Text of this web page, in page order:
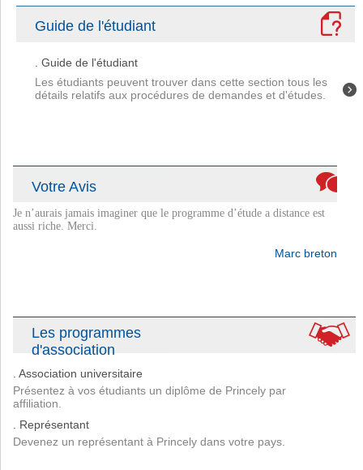
Guide de l'étudiant
. Guide de l'étudiant
Les étudiants peuvent trouver dans cette section tous les
détails relatifs aux procédures de demandes et d'études.
Votre Avis
Fabienne
Je n’aurais jamais imaginer que le programme d’étude a distance est
aussi riche. Merci.
Marc breton
Julien carré
Les programmes
d'association
. Association universitaire
Présentez à vos étudiants un diplôme de Princely par
affiliation.
. Représentant
Devenez un représentant à Princely dans votre pays.